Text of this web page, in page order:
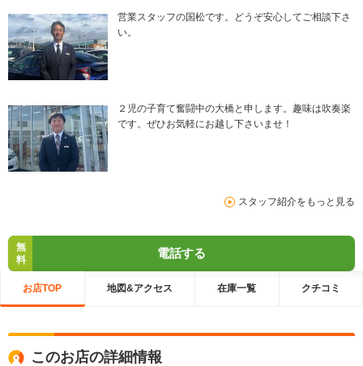
営業スタッフの国松です。どうぞ安心してご相談下さ
い。
２児の子育て奮闘中の大橋と申します。趣味は吹奏楽
です。ぜひお気軽にお越し下さいませ！
スタッフ紹介をもっと見る
無
料
電話する
お店TOP 地図&アクセス 在庫一覧 クチコミ
このお店の詳細情報